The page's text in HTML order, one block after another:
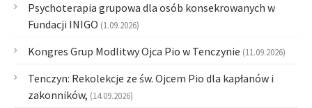
Psychoterapia grupowa dla osób konsekrowanych w
Fundacji INIGO (1.09.2026)
Kongres Grup Modlitwy Ojca Pio w Tenczynie (11.09.2026)
Tenczyn: Rekolekcje ze św. Ojcem Pio dla kapłanów i
zakonników, (14.09.2026)